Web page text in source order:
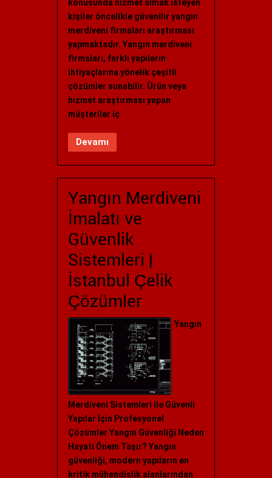
konusunda hizmet almak isteyen
kişiler öncelikle güvenilir yangın
merdiveni firmaları araştırması
yapmaktadır. Yangın merdiveni
firmaları, farklı yapıların
ihtiyaçlarına yönelik çeşitli
çözümler sunabilir. Ürün veya
hizmet araştırması yapan
müşteriler iç
Devamı
Yangın Merdiveni
İmalatı ve
Güvenlik
Sistemleri |
İstanbul Çelik
Çözümler
Yangın
Merdiveni Sistemleri ile Güvenli
Yapılar İçin Profesyonel
Çözümler Yangın Güvenliği Neden
Hayati Önem Taşır? Yangın
güvenliği, modern yapıların en
kritik mühendislik alanlarından